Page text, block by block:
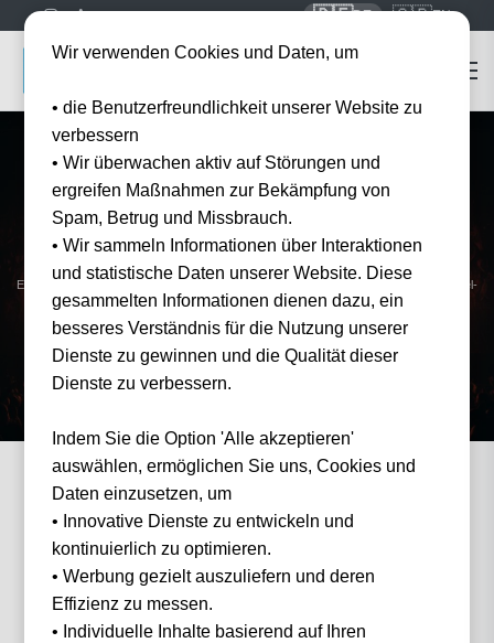
🇩🇪DE 🇬🇧EN
Startseite Konzert Tickets
System of a DownTickets 2026
Erleben Sie System of a Down live auf der Reunion Tour — offizielle Tickets und Hotel-
Pakete bei Tickwell.
0 Events gefunden
Nichts gefunden...
Wir verwenden Cookies und Daten, um
• die Benutzerfreundlichkeit unserer Website zu
verbessern
• Wir überwachen aktiv auf Störungen und
ergreifen Maßnahmen zur Bekämpfung von
Spam, Betrug und Missbrauch.
• Wir sammeln Informationen über Interaktionen
und statistische Daten unserer Website. Diese
gesammelten Informationen dienen dazu, ein
besseres Verständnis für die Nutzung unserer
Dienste zu gewinnen und die Qualität dieser
Dienste zu verbessern.
Indem Sie die Option 'Alle akzeptieren'
auswählen, ermöglichen Sie uns, Cookies und
Daten einzusetzen, um
• Innovative Dienste zu entwickeln und
kontinuierlich zu optimieren.
• Werbung gezielt auszuliefern und deren
Effizienz zu messen.
• Individuelle Inhalte basierend auf Ihren